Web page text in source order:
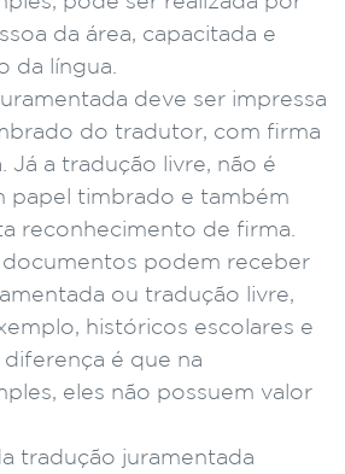
da área, capacitada e
da língua.
deve ser impressa
do tradutor, com firma
Já a tradução livre, não é
papel timbrado e também
reconhecimento de firma.
documentos podem receber
ou tradução livre,
históricos escolares e
é que na
eles não possuem valor
tradução juramentada